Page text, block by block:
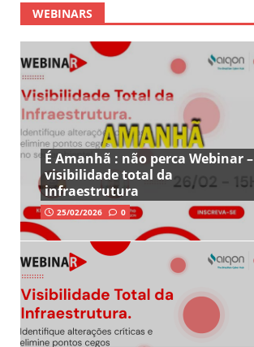
WEBINARS
É Amanhã : não perca Webinar –
visibilidade total da
infraestrutura
25/02/2026 0